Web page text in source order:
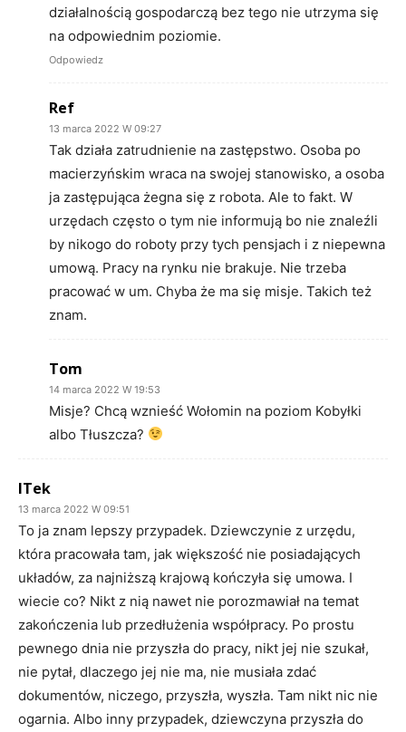
działalnością gospodarczą bez tego nie utrzyma się
na odpowiednim poziomie.
Odpowiedz
Ref
13 marca 2022 W 09:27
Tak działa zatrudnienie na zastępstwo. Osoba po
macierzyńskim wraca na swojej stanowisko, a osoba
ja zastępująca żegna się z robota. Ale to fakt. W
urzędach często o tym nie informują bo nie znaleźli
by nikogo do roboty przy tych pensjach i z niepewna
umową. Pracy na rynku nie brakuje. Nie trzeba
pracować w um. Chyba że ma się misje. Takich też
znam.
Tom
14 marca 2022 W 19:53
Misje? Chcą wznieść Wołomin na poziom Kobyłki
albo Tłuszcza?
ITek
13 marca 2022 W 09:51
To ja znam lepszy przypadek. Dziewczynie z urzędu,
która pracowała tam, jak większość nie posiadających
układów, za najniższą krajową kończyła się umowa. I
wiecie co? Nikt z nią nawet nie porozmawiał na temat
zakończenia lub przedłużenia współpracy. Po prostu
pewnego dnia nie przyszła do pracy, nikt jej nie szukał,
nie pytał, dlaczego jej nie ma, nie musiała zdać
dokumentów, niczego, przyszła, wyszła. Tam nikt nic nie
ogarnia. Albo inny przypadek, dziewczyna przyszła do